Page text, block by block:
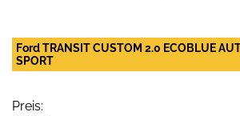
Ford TRANSIT CUSTOM 2.0 ECOBLUE
SPORT
Preis: